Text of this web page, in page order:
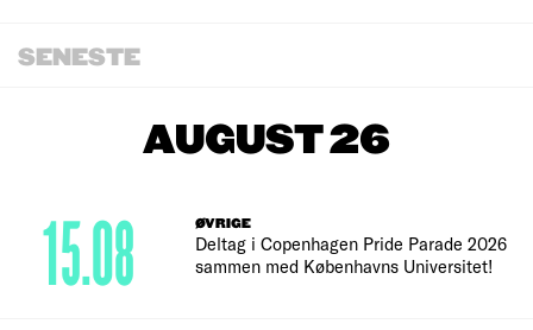
SENESTE
AUGUST 26
ØVRIGE
Deltag i Copenhagen Pride Parade 2026
sammen med Københavns Universitet!
15.08